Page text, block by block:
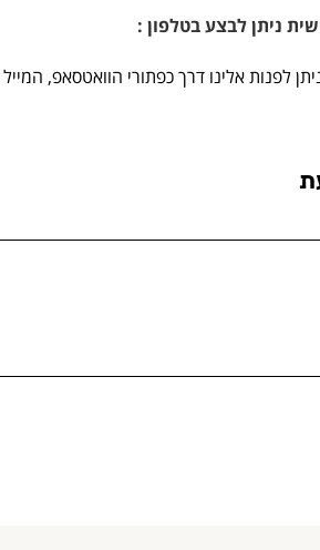
ניתן לבצע בטלפון :
לפנות אלינו דרך כפתורי הוואטסאפ,